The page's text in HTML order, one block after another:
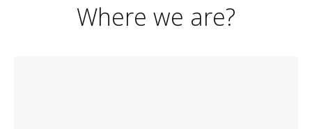
Where we are?